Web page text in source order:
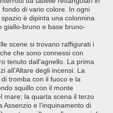
di vario colore. In ogni
è dipinta una colonnina
giallo-bruno e base bruno-
scene si trovano raffigurati i
che sono connessi con
tenuto dall’agnello. La prima
all’Altare degli incensi. La
tromba con il fuoco e la
squillo con il monte
mare; la quarta scena il terzo
e l’inquinamento di